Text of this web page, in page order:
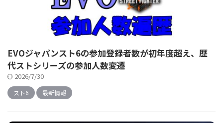
EVOジャパンスト6の参加登録者数が初年度超え、歴
代ストシリーズの参加人数変遷
2026/7/30
スト6 最新情報